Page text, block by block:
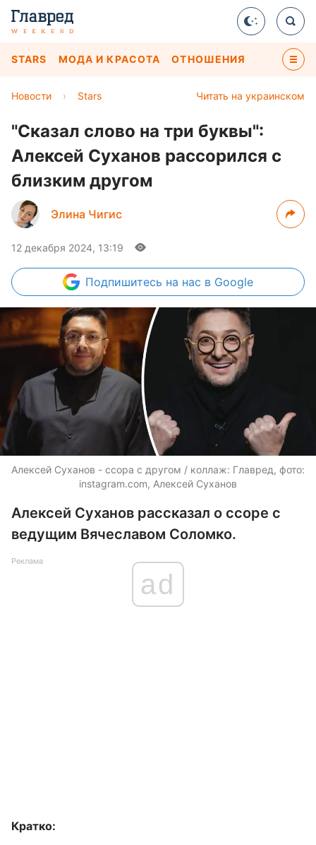
STARS МОДА И КРАСОТА ОТНОШЕНИЯ
Читать на украинском
Новости › Stars
"Сказал слово на три буквы":
Алексей Суханов рассорился с
близким другом
Элина Чигис
12 декабря 2024, 13:19
Подпишитесь на нас в Google
Алексей Суханов - ссора с другом / коллаж: Главред, фото:
instagram.com, Алексей Суханов
Алексей Суханов рассказал о ссоре с
ведущим Вячеславом Соломко.
Реклама
ad
Кратко: